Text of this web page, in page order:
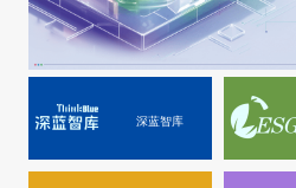
深蓝智库